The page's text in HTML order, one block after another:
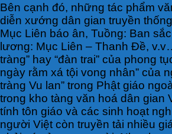
Bên cạnh đó, những tác phẩm
diễn xướng dân gian truyền
Mục Liên báo ân, Tuồng: Ban
lương: Mục Liên – Thanh Đề,
tràng” hay “đàn trai” của phong
ngày rằm xá tội vong nhân” của
tràng Vu lan” trong Phật giáo
trong kho tàng văn hoá dân gian
tính tôn giáo và các sinh hoạt
người Việt còn truyền tải nhiều